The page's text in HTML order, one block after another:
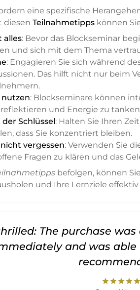
eine spezifische
diesen Teilnahmetipps können
alles: Bevor das Blockseminar
und sich mit dem Thema
: Engagieren Sie sich während
Das hilft nicht nur beim
nutzen: Blockseminare können
und Energie zu
Schlüssel: Halten Sie Ihren
dass Sie konzentriert bleiben.
vergessen: Verwenden Sie
Fragen zu klären und das
befolgen, können
und Ihre Lernziele
The purchase
and was
starstarstarstarstar